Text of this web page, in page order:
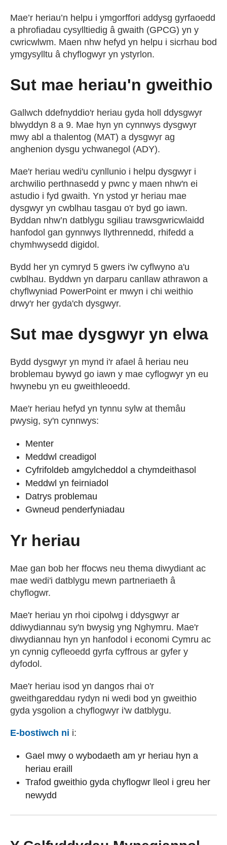
Digwyddiadau
Newyddion
Amdanom ni
Gweithio i ni
Cysylltu â ni
Mae’r heriau’n helpu i ymgorffori addysg gyrfaoedd
a phrofiadau cysylltiedig â gwaith (GPCG) yn y
cwricwlwm. Maen nhw hefyd yn helpu i sicrhau bod
ymgysylltu â chyflogwyr yn ystyrlon.
Sut mae heriau'n gweithio
Gallwch ddefnyddio'r heriau gyda holl ddysgwyr
blwyddyn 8 a 9. Mae hyn yn cynnwys dysgwyr
mwy abl a thalentog (MAT) a dysgwyr ag
anghenion dysgu ychwanegol (ADY).
Mae'r heriau wedi'u cynllunio i helpu dysgwyr i
archwilio perthnasedd y pwnc y maen nhw'n ei
astudio i fyd gwaith. Yn ystod yr heriau mae
dysgwyr yn cwblhau tasgau o'r byd go iawn.
Byddan nhw’n datblygu sgiliau trawsgwricwlaidd
hanfodol gan gynnwys llythrennedd, rhifedd a
chymhwysedd digidol.
Bydd her yn cymryd 5 gwers i'w cyflwyno a'u
cwblhau. Byddwn yn darparu canllaw athrawon a
chyflwyniad PowerPoint er mwyn i chi weithio
drwy'r her gyda'ch dysgwyr.
Sut mae dysgwyr yn elwa
Bydd dysgwyr yn mynd i'r afael â heriau neu
broblemau bywyd go iawn y mae cyflogwyr yn eu
hwynebu yn eu gweithleoedd.
Mae'r heriau hefyd yn tynnu sylw at themâu
pwysig, sy'n cynnwys:
Menter
Meddwl creadigol
Cyfrifoldeb amgylcheddol a chymdeithasol
Meddwl yn feirniadol
Datrys problemau
Gwneud penderfyniadau
Yr heriau
Mae gan bob her ffocws neu thema diwydiant ac
mae wedi'i datblygu mewn partneriaeth â
chyflogwr.
Mae'r heriau yn rhoi cipolwg i ddysgwyr ar
ddiwydiannau sy'n bwysig yng Nghymru. Mae'r
diwydiannau hyn yn hanfodol i economi Cymru ac
yn cynnig cyfleoedd gyrfa cyffrous ar gyfer y
dyfodol.
Mae'r heriau isod yn dangos rhai o'r
gweithgareddau rydyn ni wedi bod yn gweithio
gyda ysgolion a chyflogwyr i'w datblygu.
E-bostiwch ni (yn agor cleient e-bost)
i:
Gael mwy o wybodaeth am yr heriau hyn a
heriau eraill
Trafod gweithio gyda chyflogwr lleol i greu her
newydd